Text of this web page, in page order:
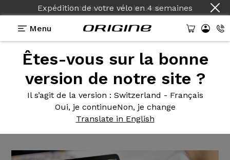
Expédition de votre véloen4 semaines
Menu
Êtes-vous sur la bonne
version de notre site ?
Il s’agit de la version : Switzerland - Français
Oui, je continueNon, je change
Translate in English
Actualités Origine>Les nouveautés 2018 sont sur
Les nouveautés2018 sont sur
le configurateur Origine.